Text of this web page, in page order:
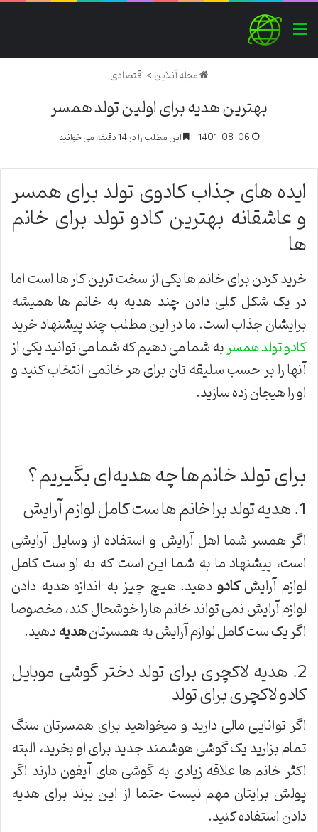
منو
مجله آنلاین>اقتصادی
بهترین هدیه برای اولین تولد همسر
1401-08-06 این مطلب را در 14 دقیقه می خوانید
ایده های جذاب کادوی تولد برای همسر
و عاشقانه بهترین کادو تولد برای خانم
ها
خرید کردن برای خانم ها یکی از سخت ترین کار ها است اما
در یک شکل کلی دادن چند هدیه به خانم ها همیشه
برایشان جذاب است. ما در این مطلب چند پیشنهاد خرید
کادو تولد همسربه شما می دهیم که شما می توانید یکی از
آنها را بر حسب سلیقه تان برای هر خانمی انتخاب کنید و
او را هیجان زده سازید.
برای تولد خانم‌ها چه هدیه‌ای بگیریم؟
1. هدیه تولد برا خانم ها ست کامل لوازم آرایش
اگر همسر شما اهل آرایش و استفاده از وسایل آرایشی
است، پیشنهاد ما به شما این است که به او ست کامل
لوازم آرایشکادو دهید. هیچ چیز به اندازه هدیه دادن
لوازم آرایش نمی تواند خانم ها را خوشحال کند، مخصوصا
اگر یک ست کامل لوازم آرایش به همسرتانهدیهدهید.
2. هدیه لاکچری برای تولد دختر گوشی موبایل
کادو لاکچری برای تولد
اگر توانایی مالی دارید و میخواهید برای همسرتان سنگ
تمام بزارید یک گوشی هوشمند جدید برای او بخرید، البته
اکثر خانم ها علاقه زیادی به گوشی های آیفون دارند اگر
پولش برایتان مهم نیست حتما از این برند برای هدیه
دادن استفاده کنید.